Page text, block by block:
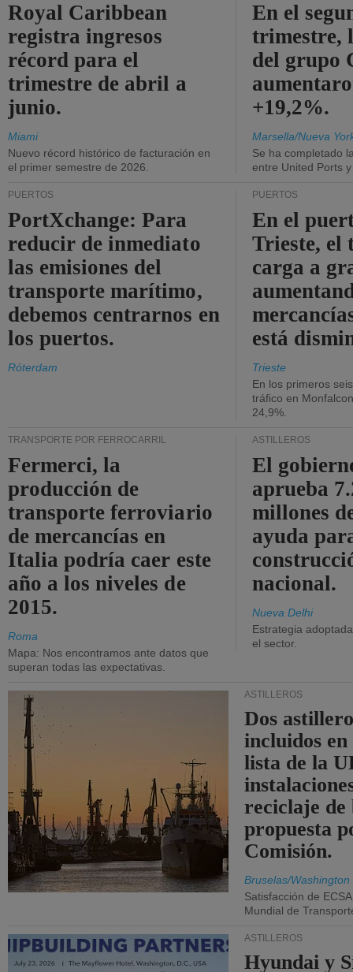
Royal Caribbean
registra ingresos
récord para el
trimestre de abril a
junio.
Miami
Nuevo récord histórico de facturación en
el primer semestre de 2026.
En el
trimestre,
del grupo
+19,2%.
Marsella/Nueva
Se ha completado
entre United Ports
PUERTOS
PortXchange: Para
reducir de inmediato
las emisiones del
transporte marítimo,
debemos centrarnos en
los puertos.
Róterdam
PUERTOS
En el
Trieste, el
carga a
está
Trieste
En los primeros
tráfico en
24,9%.
TRANSPORTE POR FERROCARRIL
Fermerci, la
producción de
transporte ferroviario
de mercancías en
Italia podría caer este
año a los niveles de
2015.
Roma
Mapa: Nos encontramos ante datos que
superan todas las expectativas.
ASTILLEROS
El
aprueba
millones
ayuda
nacional.
Nueva Delhi
Estrategia
el sector.
ASTILLEROS
Dos
incluidos
lista de la
reciclaje de
propuesta
Comisión.
Bruselas/Washington
Satisfacción de
Mundial de
ASTILLEROS
Hyundai y